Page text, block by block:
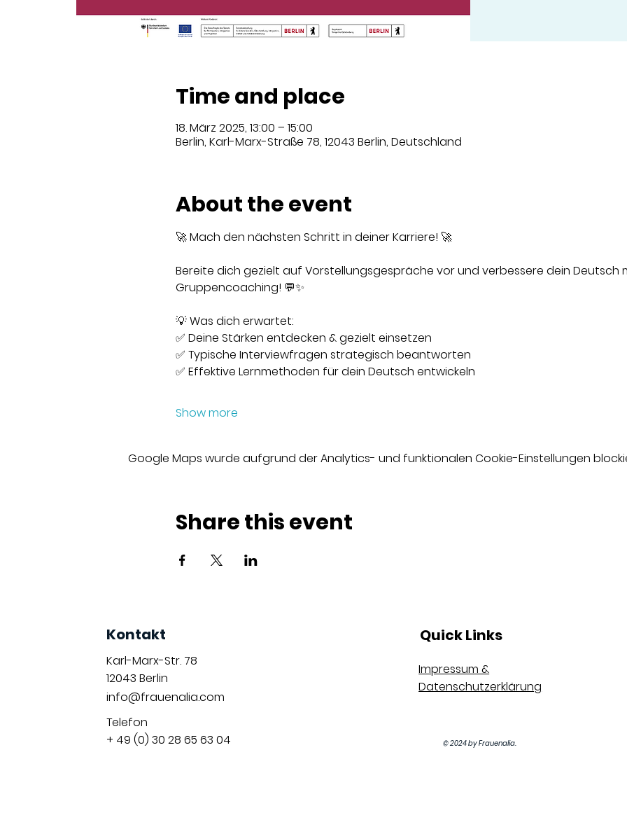
Time and place
18. März 2025, 13:00 – 15:00
Berlin, Karl-Marx-Straße 78, 12043 Berlin, Deutschland
About the event
🚀 Mach den nächsten Schritt in deiner Karriere! 🚀
Bereite dich gezielt auf Vorstellungsgespräche vor und verbessere dein Deutsch
Gruppencoaching! 💬✨
💡 Was dich erwartet:
✅ Deine Stärken entdecken & gezielt einsetzen
✅ Typische Interviewfragen strategisch beantworten
✅ Effektive Lernmethoden für dein Deutsch entwickeln
Show more
Google Maps wurde aufgrund der Analytics- und funktionalen Cookie-Einstellungen
Share this event
Kontakt
Karl-Marx-Str. 78
12043 Berlin
info@frauenalia.com
Telefon
+ 49 (0) 30 28 65 63 04
Quick Links
Impressum &
Datenschutzerklärung
© 2024 by Frauenalia.